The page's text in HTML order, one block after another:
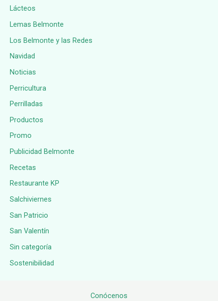
Lácteos
Lemas Belmonte
Los Belmonte y las Redes
Navidad
Noticias
Perricultura
Perrilladas
Productos
Promo
Publicidad Belmonte
Recetas
Restaurante KP
Salchiviernes
San Patricio
San Valentín
Sin categoría
Sostenibilidad
Conócenos